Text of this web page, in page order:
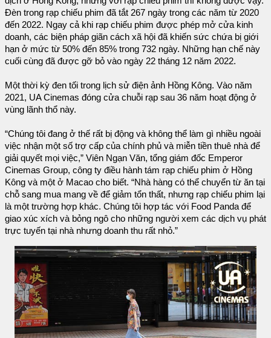
Đèn trong rạp chiếu phim đã tắt 267 ngày trong các năm từ 2020
đến 2022. Ngay cả khi rạp chiếu phim được phép mở cửa kinh
doanh, các biện pháp giãn cách xã hội đã khiến sức chứa bị giới
hạn ở mức từ 50% đến 85% trong 732 ngày. Những hạn chế này
cuối cùng đã được gỡ bỏ vào ngày 22 tháng 12 năm 2022.
Một thời kỳ đen tối trong lịch sử điện ảnh Hồng Kông. Vào năm
2021, UA Cinemas đóng cửa chuỗi rạp sau 36 năm hoạt động ở
vùng lãnh thổ này.
“Chúng tôi đang ở thế rất bị động và không thể làm gì nhiều ngoài
việc nhận một số trợ cấp của chính phủ và miễn tiền thuê nhà để
giải quyết mọi việc,” Viên Ngạn Văn, tổng giám đốc Emperor
Cinemas Group, công ty điều hành tám rạp chiếu phim ở Hồng
Kông và một ở Macao cho biết. “Nhà hàng có thể chuyển từ ăn tại
chỗ sang mua mang về để giảm tổn thất, nhưng rạp chiếu phim lại
là một trường hợp khác. Chúng tôi hợp tác với Food Panda để
giao xúc xích và bỏng ngô cho những người xem các dịch vụ phát
trực tuyến tại nhà nhưng doanh thu rất nhỏ.”